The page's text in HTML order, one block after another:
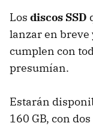
Los discos SSD
lanzar en breve
cumplen con
presumían.
Estarán
160 GB, con